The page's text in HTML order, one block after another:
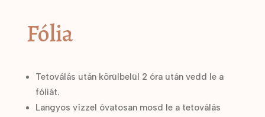
Fólia
Tetoválás után körülbelül 2 óra után vedd le a
fóliát.
Langyos vízzel óvatosan mosd le a tetoválás